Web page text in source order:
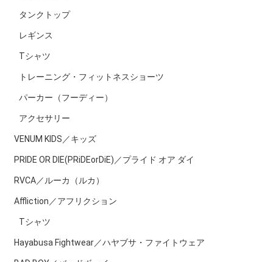
タンクトップ
レギンス
Tシャツ
トレーニング・フィットネスショーツ
パーカー（フーディー）
アクセサリー
VENUM KIDS／キッズ
PRIDE OR DIE(PRiDEorDiE)／プライド オア ダイ
RVCA／ルーカ（ルカ）
Affliction／アフリクション
Tシャツ
Hayabusa Fightwear／ハヤブサ・ファイトウェア